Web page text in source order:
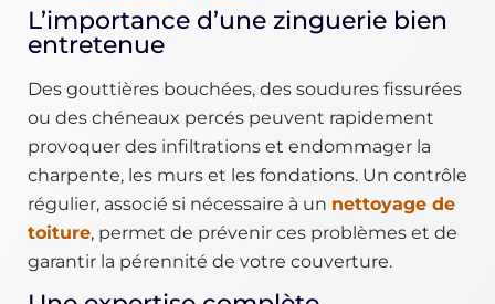
L’importance d’une zinguerie bien
entretenue
Des gouttières bouchées, des soudures fissurées
ou des chéneaux percés peuvent rapidement
provoquer des infiltrations et endommager la
charpente, les murs et les fondations. Un contrôle
régulier, associé si nécessaire à un nettoyage de
toiture, permet de prévenir ces problèmes et de
garantir la pérennité de votre couverture.